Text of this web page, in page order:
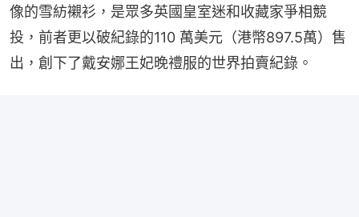
像的雪紡襯衫，是眾多英國皇室迷和收藏家爭相競
投，前者更以破紀錄的110 萬美元（港幣897.5萬）售
出，創下了戴安娜王妃晚禮服的世界拍賣紀錄。